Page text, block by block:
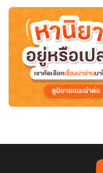
แล้ว
ขอ
งอ
ไลอา